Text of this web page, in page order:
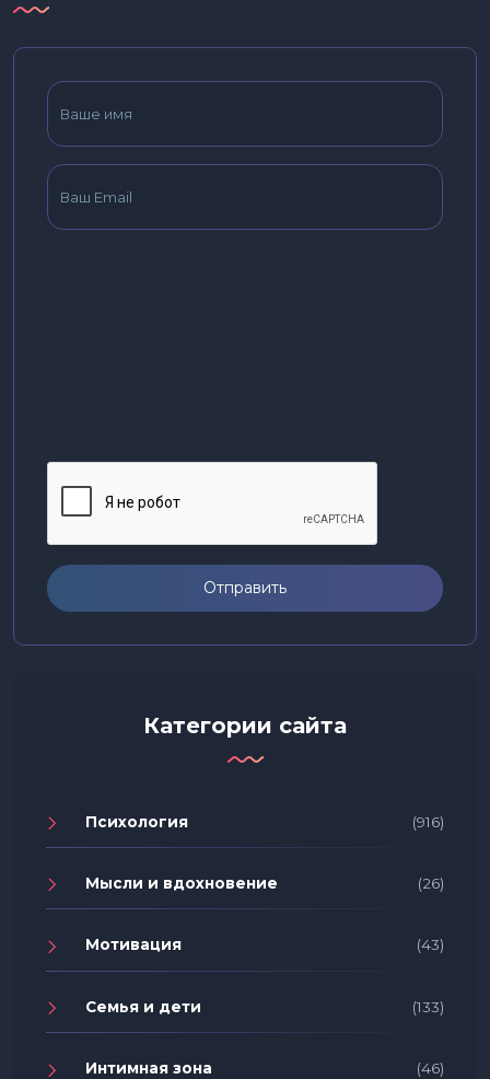
Отправить
Категории сайта
Психология (916)
Мысли и вдохновение (26)
Мотивация (43)
Семья и дети (133)
Интимная зона (46)